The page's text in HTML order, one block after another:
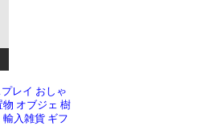
レイ おしゃ
オブジェ 樹
輸入雑貨 ギフ